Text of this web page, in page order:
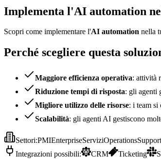
Implementa l'AI automation
Scopri come implementare l'AI automation nella
Perché scegliere questa
Maggiore efficienza operativa: attività
Riduzione tempi di risposta: gli agenti
Migliore utilizzo delle risorse: i team si
Scalabilità: gli agenti AI gestiscono
Settori:PMIEnterpriseServiziOperations
Integrazioni possibili: CRM Ticketing